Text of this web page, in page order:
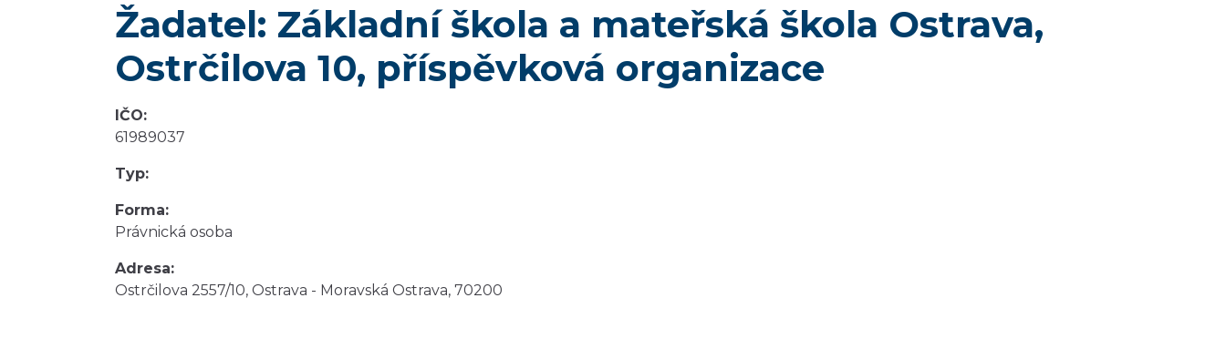
Žadatel: Základní škola a mateřská škola Ostrava,
Ostrčilova 10, příspěvková organizace
IČO:
61989037
Typ:
Forma:
Právnická osoba
Adresa:
Ostrčilova 2557/10, Ostrava - Moravská Ostrava, 70200